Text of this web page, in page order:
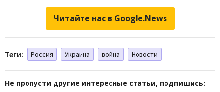
Читайте нас в Google.News
Теги: Россия Украина война Новости
Не пропусти другие интересные статьи, подпишись: